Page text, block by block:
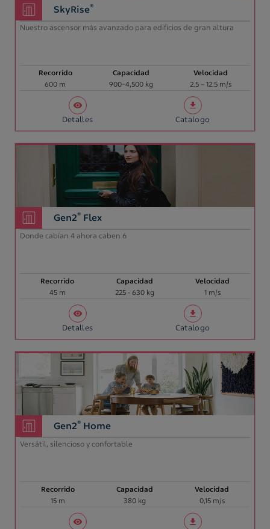
SkyRise®
Nuestro ascensor más avanzado para edificios de gran altura
Recorrido
600 m
Capacidad
900–4,500 kg
Velocidad
2.5 – 12.5 m/s
Detalles Catalogo
Gen2® Flex
Donde cabían 4 ahora caben 6
Recorrido
45 m
Capacidad
225 - 630 kg
Velocidad
1 m/s
Detalles Catalogo
Gen2® Home
Versátil, silencioso y confortable
Recorrido
15 m
Capacidad
380 kg
Velocidad
0,15 m/s